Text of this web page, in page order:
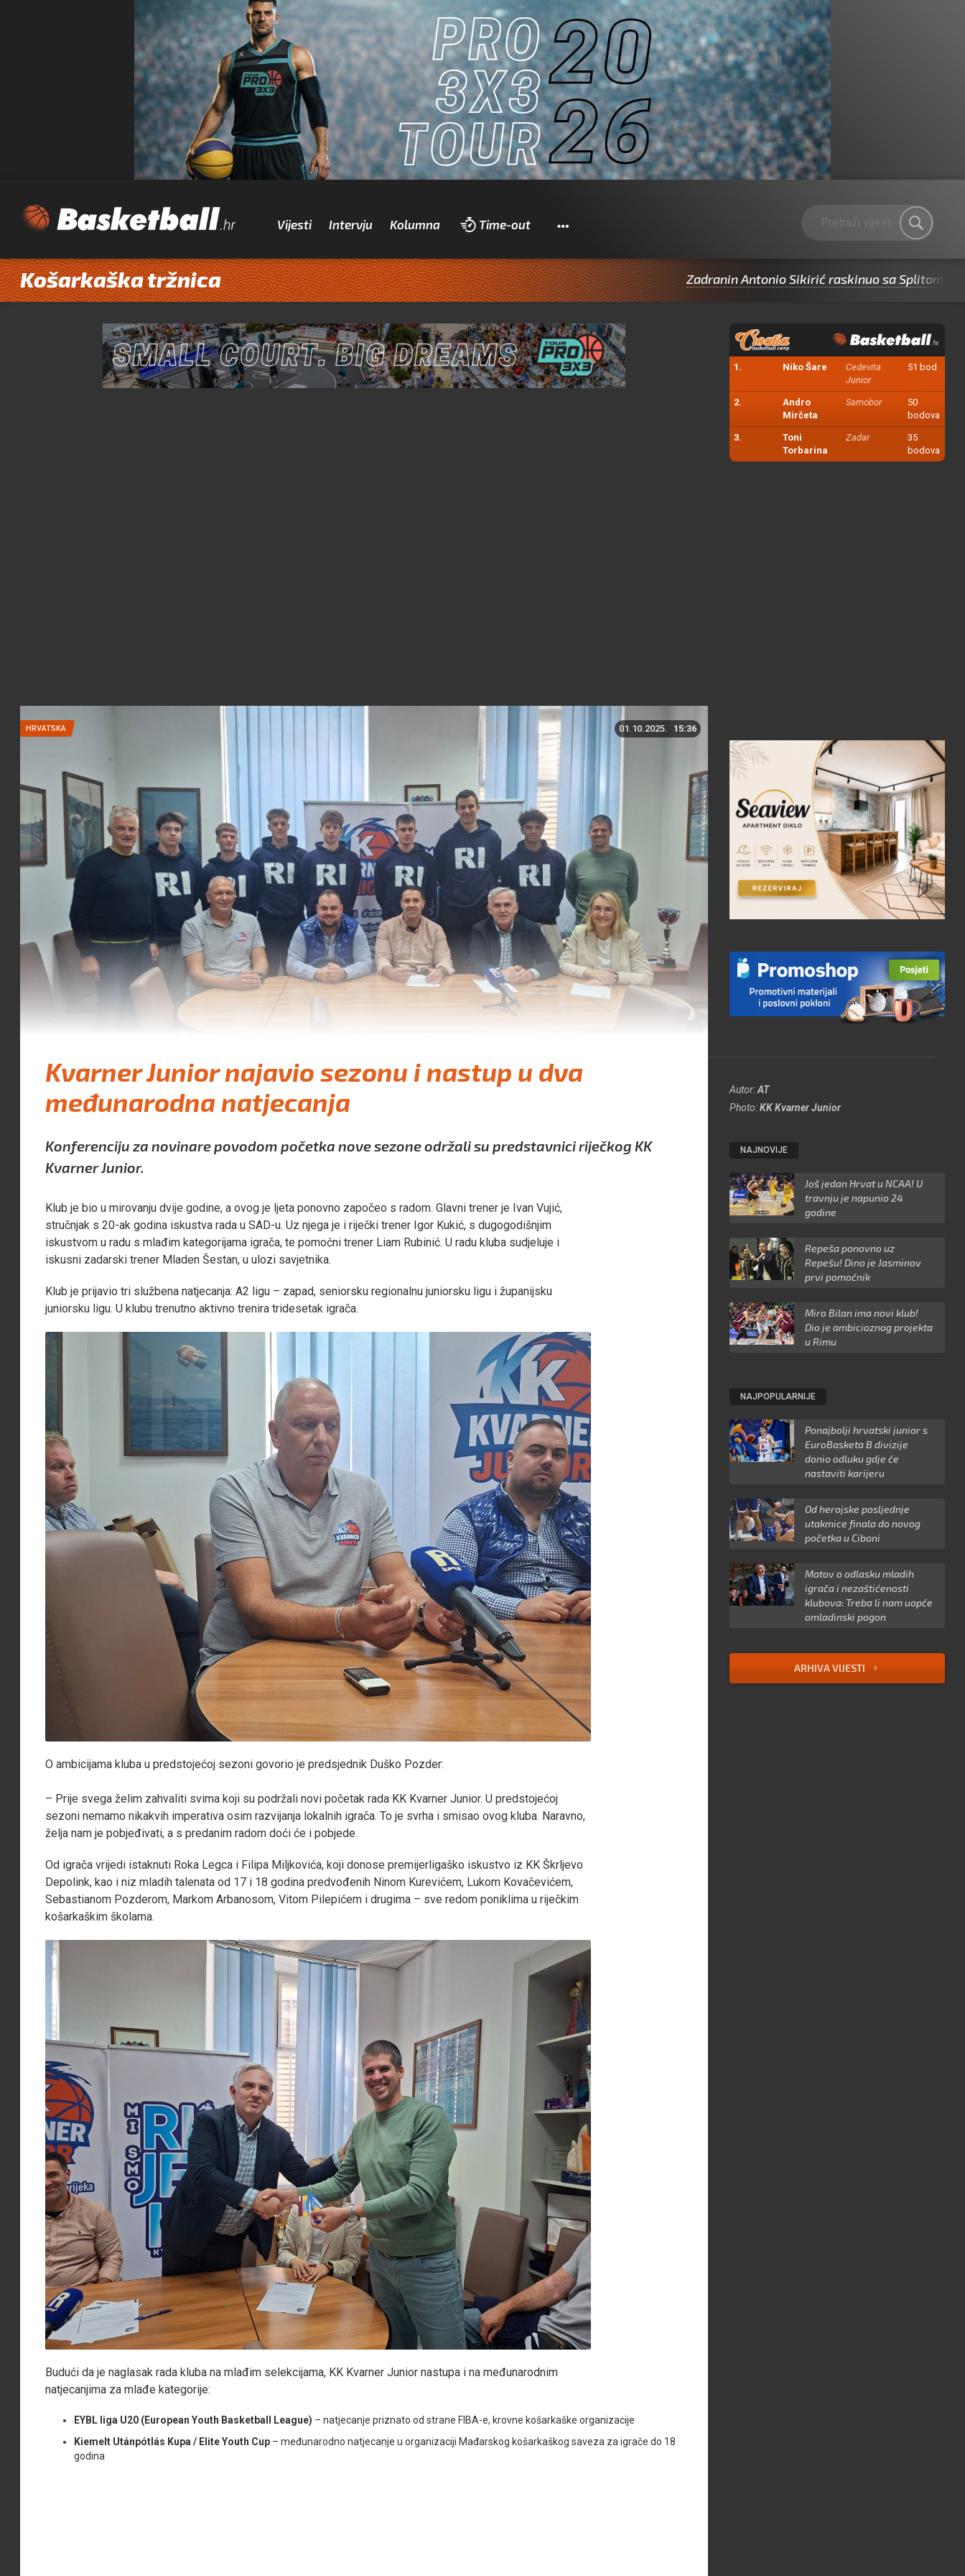
Vijesti Intervju Kolumna Time-out Pretraži
Košarkaška tržnica Zadranin Antonio Sikirić raskinuo sa Splitom pa potpisao za
1. Niko Šare
Cedevita
Junior
51 bod
2.
Andro
Mirčeta
Samobor
50
bodova
3.
Toni
Torbarina
Zadar
35
bodova
HRVATSKA 01.10.2025. 15:36
Kvarner Junior najavio sezonu i nastup u dva
međunarodna natjecanja
Autor:AT
Photo:KK Kvarner Junior
Konferenciju za novinare povodom početka nove sezone održali su predstavnici riječkog KK
Kvarner Junior.
Klub je bio u mirovanju dvije godine, a ovog je ljeta ponovno započeo s radom. Glavni trener je Ivan Vujić,
stručnjak s 20-ak godina iskustva rada u SAD-u. Uz njega je i riječki trener Igor Kukić, s dugogodišnjim
iskustvom u radu s mlađim kategorijama igrača, te pomoćni trener Liam Rubinić. U radu kluba sudjeluje i
iskusni zadarski trener Mladen Šestan, u ulozi savjetnika.
Klub je prijavio tri službena natjecanja: A2 ligu – zapad, seniorsku regionalnu juniorsku ligu i županijsku
juniorsku ligu. U klubu trenutno aktivno trenira tridesetak igrača.
O ambicijama kluba u predstojećoj sezoni govorio je predsjednik Duško Pozder:
– Prije svega želim zahvaliti svima koji su podržali novi početak rada KK Kvarner Junior. U predstojećoj
sezoni nemamo nikakvih imperativa osim razvijanja lokalnih igrača. To je svrha i smisao ovog kluba. Naravno,
želja nam je pobjeđivati, a s predanim radom doći će i pobjede.
Od igrača vrijedi istaknuti Roka Legca i Filipa Miljkovića, koji donose premijerligaško iskustvo iz KK Škrljevo
Depolink, kao i niz mladih talenata od 17 i 18 godina predvođenih Ninom Kurevićem, Lukom Kovačevićem,
Sebastianom Pozderom, Markom Arbanosom, Vitom Pilepićem i drugima – sve redom poniklima u riječkim
košarkaškim školama.
Budući da je naglasak rada kluba na mlađim selekcijama, KK Kvarner Junior nastupa i na međunarodnim
natjecanjima za mlađe kategorije:
EYBL liga U20 (European Youth Basketball League) – natjecanje priznato od strane FIBA-e, krovne košarkaške organizacije
Kiemelt Utánpótlás Kupa / Elite Youth Cup – međunarodno natjecanje u organizaciji Mađarskog košarkaškog saveza za igrače do 18
godina
NAJNOVIJE
Još jedan Hrvat u NCAA! U
travnju je napunio 24
godine
Repeša ponovno uz
Repešu! Dino je Jasminov
prvi pomoćnik
Miro Bilan ima novi klub!
Dio je ambicioznog projekta
u Rimu
NAJPOPULARNIJE
Ponajbolji hrvatski junior s
EuroBasketa B divizije
donio odluku gdje će
nastaviti karijeru
Od herojske posljednje
utakmice finala do novog
početka u Ciboni
Matov o odlasku mladih
igrača i nezaštićenosti
klubova: Treba li nam uopće
omladinski pogon
ARHIVA VIJESTI